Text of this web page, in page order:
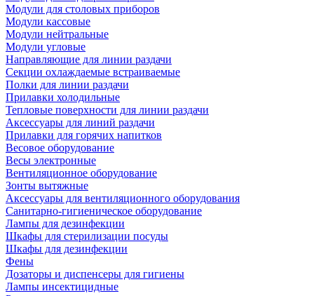
Модули для столовых приборов
Модули кассовые
Модули нейтральные
Модули угловые
Направляющие для линии раздачи
Секции охлаждаемые встраиваемые
Полки для линии раздачи
Прилавки холодильные
Тепловые поверхности для линии раздачи
Аксессуары для линий раздачи
Прилавки для горячих напитков
Весовое оборудование
Весы электронные
Вентиляционное оборудование
Зонты вытяжные
Аксессуары для вентиляционного оборудования
Санитарно-гигиеническое оборудование
Лампы для дезинфекции
Шкафы для стерилизации посуды
Шкафы для дезинфекции
Фены
Дозаторы и диспенсеры для гигиены
Лампы инсектицидные